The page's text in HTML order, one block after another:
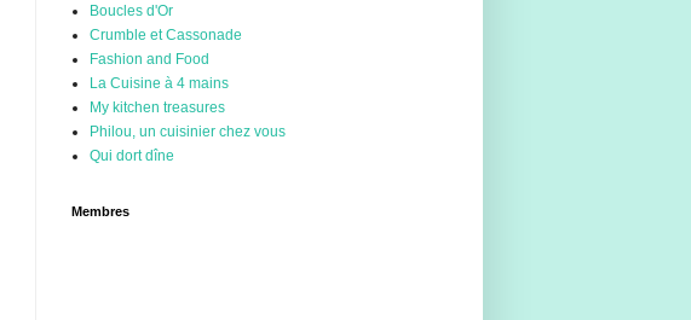
Boucles d'Or
Crumble et Cassonade
Fashion and Food
La Cuisine à 4 mains
My kitchen treasures
Philou, un cuisinier chez vous
Qui dort dîne
Membres